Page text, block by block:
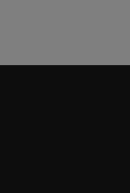
claro: ofrecer